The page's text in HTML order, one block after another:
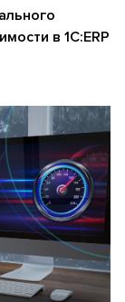
в 1С:ERP